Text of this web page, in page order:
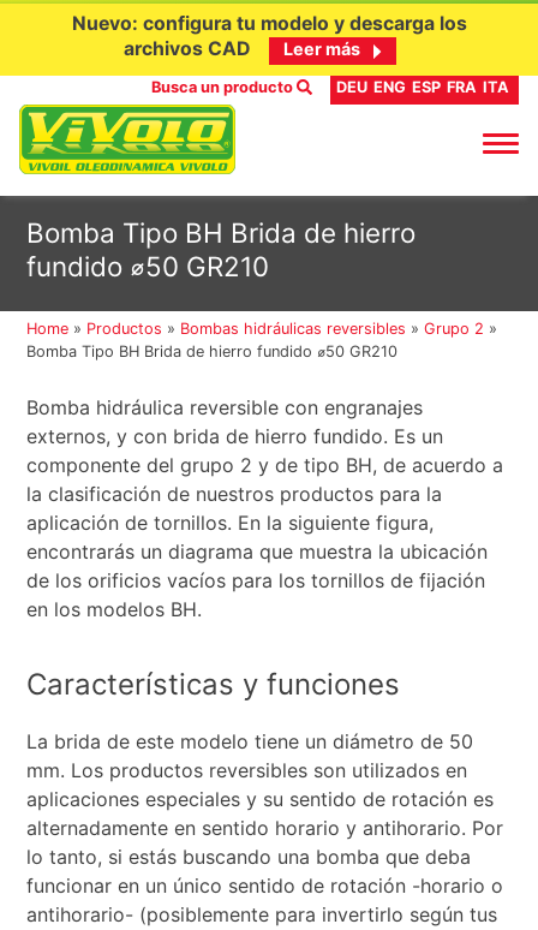
contenido
Nuevo: configura tu modelo y descarga los
archivos CAD
Leer más
Busca un producto DEU ENG ESP FRA ITA
Bomba Tipo BH Brida de hierro
fundido ⌀50 GR210
Home » Productos » Bombas hidráulicas reversibles »Grupo 2 »
Bomba Tipo BH Brida de hierro fundido ⌀50 GR210
Bomba hidráulica reversible con engranajes
externos, y con brida de hierro fundido. Es un
componente del grupo 2 y de tipo BH, de acuerdo a
la clasificación de nuestros productos para la
aplicación de tornillos. En la siguiente figura,
encontrarás un diagrama que muestra la ubicación
de los orificios vacíos para los tornillos de fijación
en los modelos BH.
Características y funciones
La brida de este modelo tiene un diámetro de 50
mm. Los productos reversibles son utilizados en
aplicaciones especiales y su sentido de rotación es
alternadamente en sentido horario y antihorario. Por
lo tanto, si estás buscando una bomba que deba
funcionar en un único sentido de rotación -horario o
antihorario- (posiblemente para invertirlo según tus